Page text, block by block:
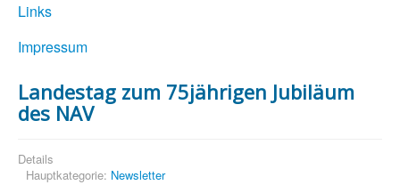
Links
Impressum
Landestag zum 75jährigen Jubiläum
des NAV
Details
Hauptkategorie: Newsletter